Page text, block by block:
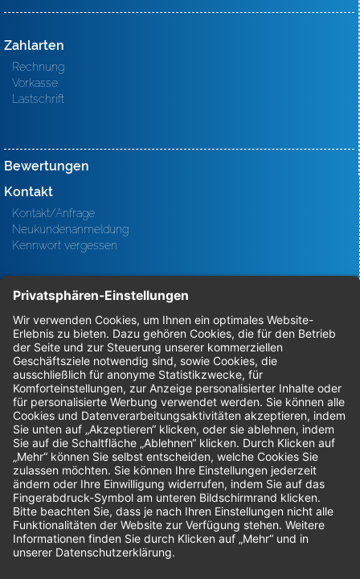
Zahlarten
Rechnung
Vorkasse
Lastschrift
Bewertungen
Kontakt
Kontakt/Anfrage
Neukundenanmeldung
Kennwort vergessen
Bestellungen
Sendung verfolgen
Geprüfter Shop